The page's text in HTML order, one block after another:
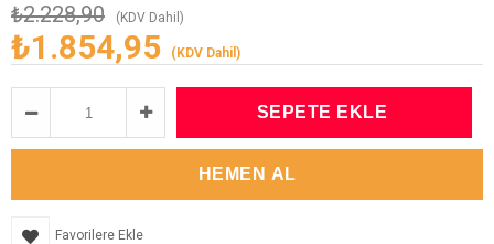
₺2.228,90 (KDV Dahil)
₺1.854,95 (KDV Dahil)
Favorilere Ekle